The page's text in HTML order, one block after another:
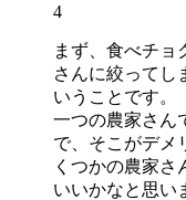
4
まず、食べチョ
さんに絞ってし
いうことです。
一つの農家さん
で、そこがデメ
くつかの農家
いいかなと思い